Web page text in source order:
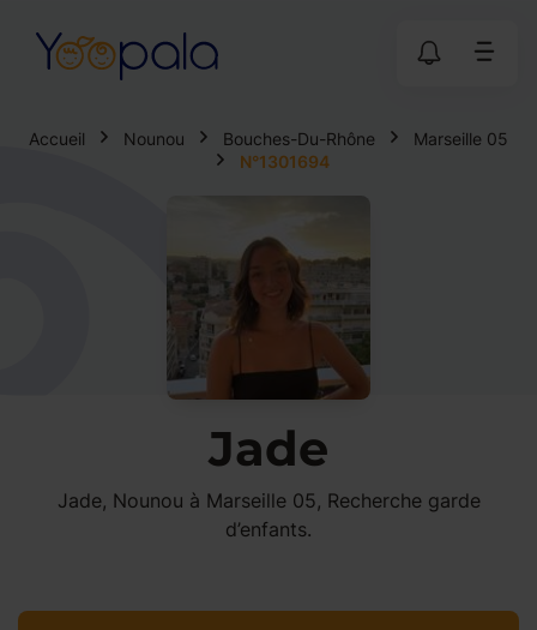
Accueil Nounou Bouches-Du-Rhône
Marseille 05
N°1301694
Jade
Jade, Nounou à Marseille 05, Recherche garde
d’enfants.